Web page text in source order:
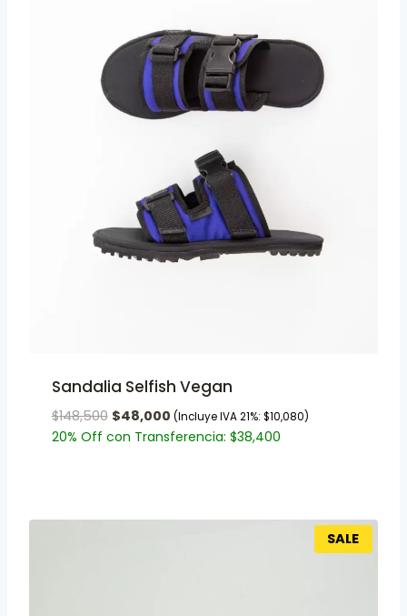
Sandalia Selfish Vegan
$148,500 $48,000 (Incluye IVA 21%: $10,080)
20% Off con Transferencia: $38,400
SALE